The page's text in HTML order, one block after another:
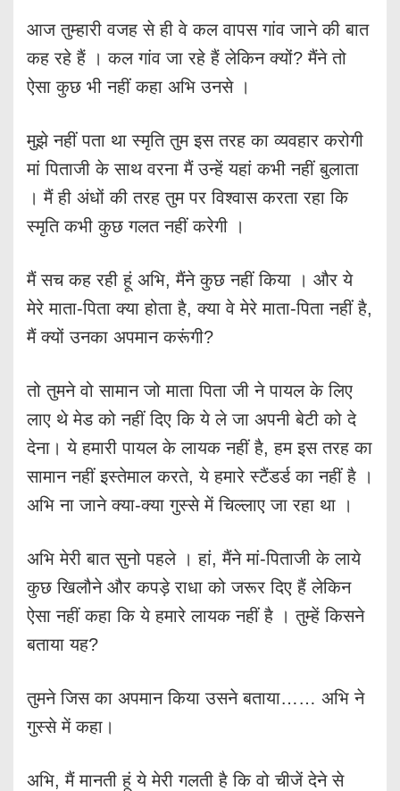
आज तुम्हारी वजह से ही वे कल वापस गांव जाने की बात
कह रहे हैं । कल गांव जा रहे हैं लेकिन क्यों? मैंने तो
ऐसा कुछ भी नहीं कहा अभि उनसे ।
मुझे नहीं पता था स्मृति तुम इस तरह का व्यवहार करोगी
मां पिताजी के साथ वरना मैं उन्हें यहां कभी नहीं बुलाता
। मैं ही अंधों की तरह तुम पर विश्वास करता रहा कि
स्मृति कभी कुछ गलत नहीं करेगी ।
मैं सच कह रही हूं अभि, मैंने कुछ नहीं किया । और ये
मेरे माता-पिता क्या होता है, क्या वे मेरे माता-पिता नहीं है,
मैं क्यों उनका अपमान करूंगी?
तो तुमने वो सामान जो माता पिता जी ने पायल के लिए
लाए थे मेड को नहीं दिए कि ये ले जा अपनी बेटी को दे
देना। ये हमारी पायल के लायक नहीं है, हम इस तरह का
सामान नहीं इस्तेमाल करते, ये हमारे स्टैंडर्ड का नहीं है ।
अभि ना जाने क्या-क्या गुस्से में चिल्लाए जा रहा था ।
अभि मेरी बात सुनो पहले । हां, मैंने मां-पिताजी के लाये
कुछ खिलौने और कपड़े राधा को जरूर दिए हैं लेकिन
ऐसा नहीं कहा कि ये हमारे लायक नहीं है । तुम्हें किसने
बताया यह?
तुमने जिस का अपमान किया उसने बताया…… अभि ने
गुस्से में कहा।
अभि, मैं मानती हूं ये मेरी गलती है कि वो चीजें देने से